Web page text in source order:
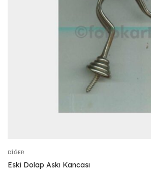
DIĞER
Eski Dolap Askı Kancası